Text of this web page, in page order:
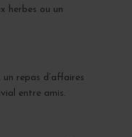
herbes ou un
repas d’affaires
entre amis.